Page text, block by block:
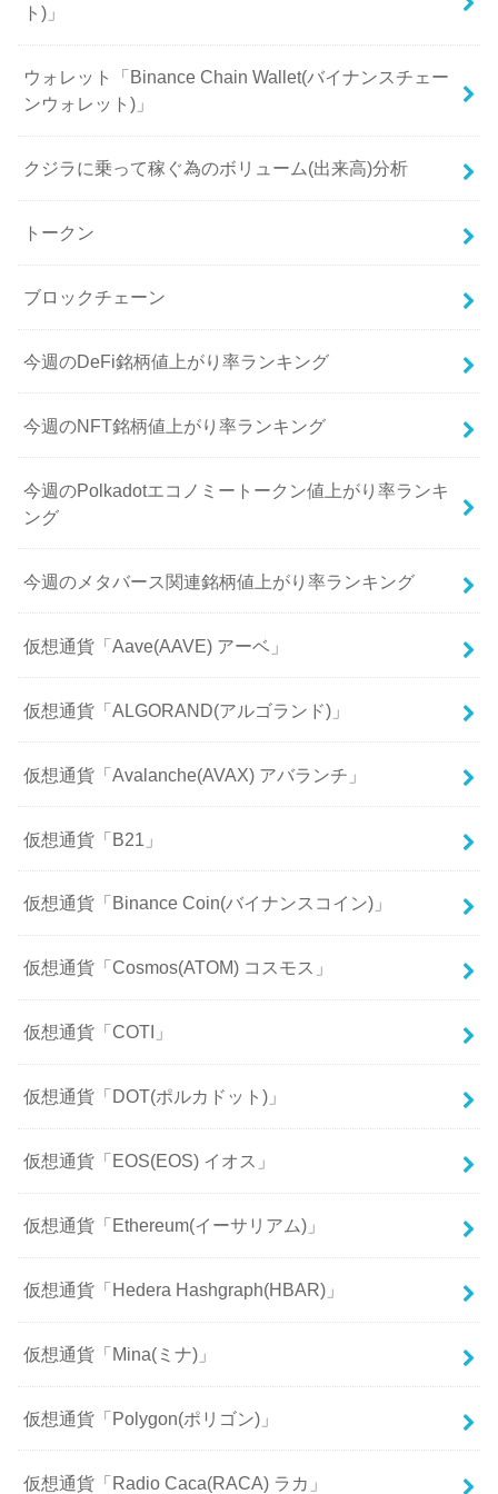
ト)」
ウォレット「Binance Chain Wallet(バイナンスチェー
ンウォレット)」
クジラに乗って稼ぐ為のボリューム(出来高)分析
トークン
ブロックチェーン
今週のDeFi銘柄値上がり率ランキング
今週のNFT銘柄値上がり率ランキング
今週のPolkadotエコノミートークン値上がり率ランキ
ング
今週のメタバース関連銘柄値上がり率ランキング
仮想通貨「Aave(AAVE) アーベ」
仮想通貨「ALGORAND(アルゴランド)」
仮想通貨「Avalanche(AVAX) アバランチ」
仮想通貨「B21」
仮想通貨「Binance Coin(バイナンスコイン)」
仮想通貨「Cosmos(ATOM) コスモス」
仮想通貨「COTI」
仮想通貨「DOT(ポルカドット)」
仮想通貨「EOS(EOS) イオス」
仮想通貨「Ethereum(イーサリアム)」
仮想通貨「Hedera Hashgraph(HBAR)」
仮想通貨「Mina(ミナ)」
仮想通貨「Polygon(ポリゴン)」
仮想通貨「Radio Caca(RACA) ラカ」